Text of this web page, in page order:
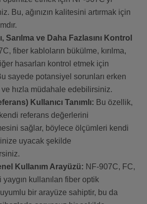
Bu, ağınızın kalitesini artırmak için
Sarılma ve Daha Fazlasını Kontrol
fiber kabloların bükülme, kırılma,
hasarları kontrol etmek için
sayede potansiyel sorunları erken
hızla müdahale edebilirsiniz.
Kullanıcı Tanımlı: Bu özellik,
kendi referans değerlerini
sağlar, böylece ölçümleri kendi
uyacak şekilde
Kullanım Arayüzü: NF-907C, FC,
kullanılan fiber optik
bir arayüze sahiptir, bu da